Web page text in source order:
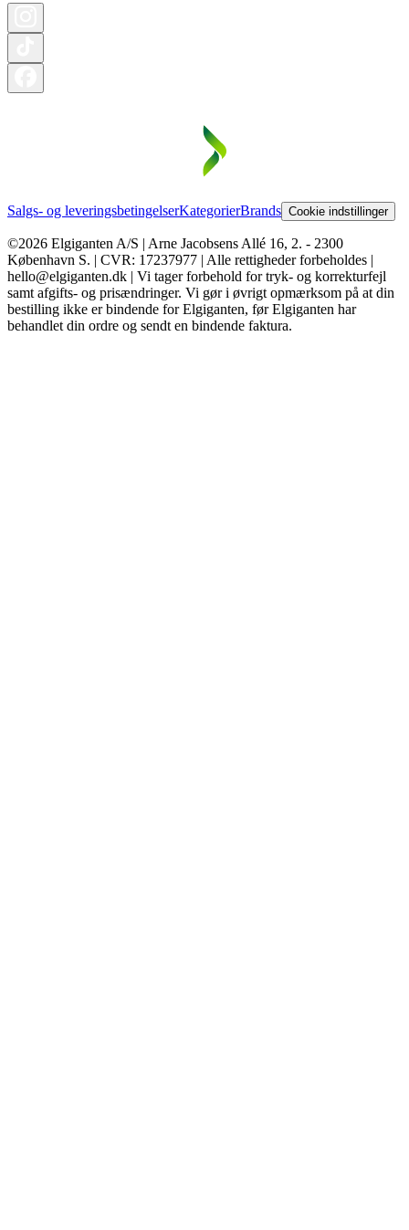
Salgs- og leveringsbetingelserKategorierBrands Cookie indstillinger
©2026 Elgiganten A/S | Arne Jacobsens Allé 16, 2. - 2300
København S. | CVR: 17237977 | Alle rettigheder forbeholdes |
hello@elgiganten.dk | Vi tager forbehold for tryk- og korrekturfejl
samt afgifts- og prisændringer. Vi gør i øvrigt opmærksom på at din
bestilling ikke er bindende for Elgiganten, før Elgiganten har
behandlet din ordre og sendt en bindende faktura.